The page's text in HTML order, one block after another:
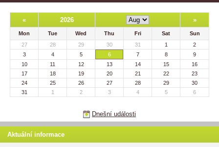
« 2026 »
Mon Tue Wed Thu Fri Sat
Sun
27
28 29 30 31 1
2
3
4 5 6 7 8
9
10
11 12 13 14 15
16
17
18 19 20 21 22
23
24
25 26 27 28 29
30
31
1 2 3 4 5 6
Dnešní události
Aktuální informace